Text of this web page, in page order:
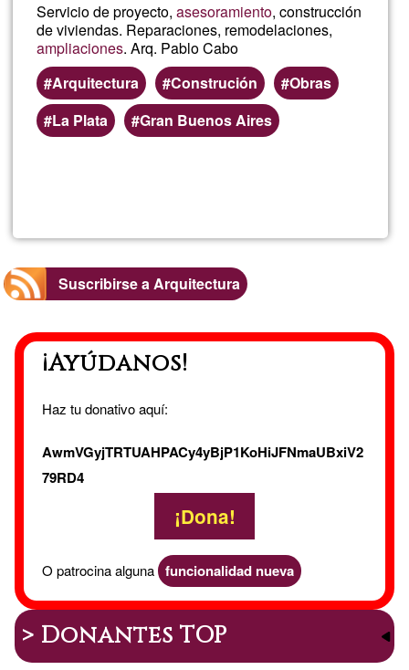
Servicio de proyecto,asesoramiento, construcción
de viviendas. Reparaciones, remodelaciones,
ampliaciones. Arq. Pablo Cabo
Arquitectura
Construción
Obras
La Plata
Gran Buenos Aires
Suscribirse a Arquitectura
¡Ayúdanos!
Haz tu donativo aquí:
AwmVGyjTRTUAHPACy4yBjP1KoHiJFNmaUBxiV2
79RD4
¡Dona!
O patrocina alguna funcionalidad nueva
> Donantes TOP